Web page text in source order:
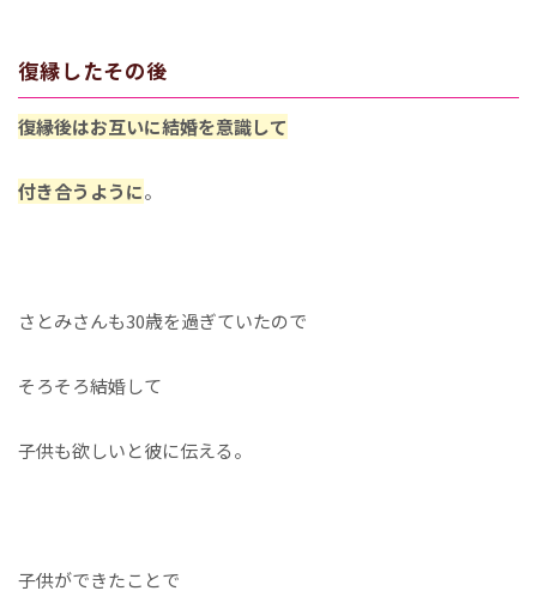
復縁したその後
復縁後はお互いに結婚を意識して
付き合うように。
さとみさんも30歳を過ぎていたので
そろそろ結婚して
子供も欲しいと彼に伝える。
子供ができたことで